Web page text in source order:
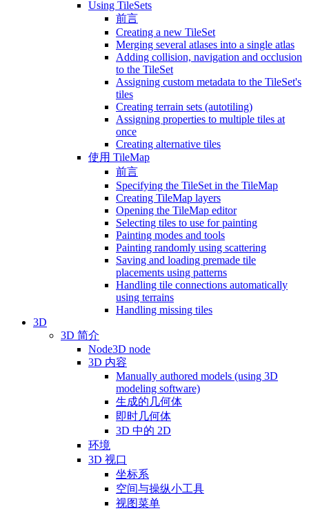
Using TileSets
前言
Creating a new TileSet
Merging several atlases into a single atlas
Adding collision, navigation and occlusion
to the TileSet
Assigning custom metadata to the TileSet's
tiles
Creating terrain sets (autotiling)
Assigning properties to multiple tiles at
once
Creating alternative tiles
使用 TileMap
前言
Specifying the TileSet in the TileMap
Creating TileMap layers
Opening the TileMap editor
Selecting tiles to use for painting
Painting modes and tools
Painting randomly using scattering
Saving and loading premade tile
placements using patterns
Handling tile connections automatically
using terrains
Handling missing tiles
3D
3D 简介
Node3D node
3D 内容
Manually authored models (using 3D
modeling software)
生成的几何体
即时几何体
3D 中的 2D
环境
3D 视口
坐标系
空间与操纵小工具
视图菜单